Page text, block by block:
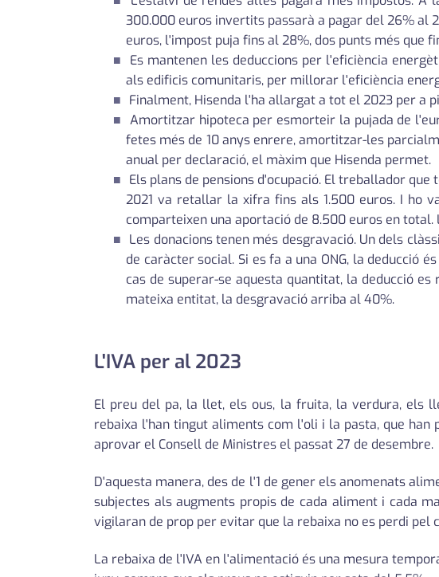
300.000 euros invertits passarà a pagar del 26% al
euros, l'impost puja fins al 28%, dos punts més que
Es mantenen les deduccions per l'eficiència
als edificis comunitaris, per millorar l'eficiència
Finalment, Hisenda l'ha allargat a tot el 2023 per a
Amortitzar hipoteca per esmorteir la pujada de
fetes més de 10 anys enrere, amortitzar-les
anual per declaració, el màxim que Hisenda permet.
Els plans de pensions d'ocupació. El treballador
2021 va retallar la xifra fins als 1.500 euros. I ho
comparteixen una aportació de 8.500 euros en
Les donacions tenen més desgravació. Un dels
de caràcter social. Si es fa a una ONG, la deducció
cas de superar-se aquesta quantitat, la deducció
mateixa entitat, la desgravació arriba al 40%.
L'IVA per al 2023
El preu del pa, la llet, els ous, la fruita, la verdura, els
rebaixa l'han tingut aliments com l'oli i la pasta, que han
aprovar el Consell de Ministres el passat 27 de desembre.
D'aquesta manera, des de l'1 de gener els anomenats
subjectes als augments propis de cada aliment i cada
vigilaran de prop per evitar que la rebaixa no es perdi pel
La rebaixa de l'IVA en l'alimentació és una mesura